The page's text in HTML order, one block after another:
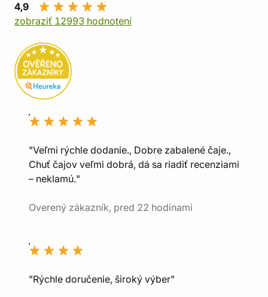
4,9
zobraziť 12993 hodnotení
"Veľmi rýchle dodanie., Dobre zabalené čaje.,
Chuť čajov veľmi dobrá, dá sa riadiť recenziami
– neklamú."
Overený zákazník, pred 22 hodinami
"Rýchle doručenie, široký výber"